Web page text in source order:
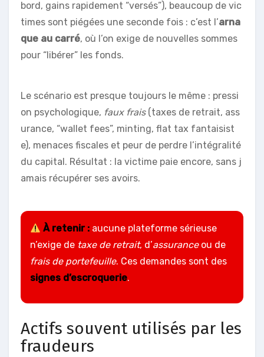
bord, gains rapidement “versés”), beaucoup de vic
times sont piégées une seconde fois : c’est l’arna
que au carré, où l’on exige de nouvelles sommes
pour “libérer” les fonds.
Le scénario est presque toujours le même : pressi
on psychologique, faux frais(taxes de retrait, ass
urance, “wallet fees”, minting, flat tax fantaisist
e), menaces fiscales et peur de perdre l’intégralité
du capital. Résultat : la victime paie encore, sans j
amais récupérer ses avoirs.
À retenir : aucune plateforme sérieuse
n’exige de taxe de retrait, d’assuranceou de
frais de portefeuille. Ces demandes sont des
signes d’escroquerie.
Actifs souvent utilisés par les
fraudeurs